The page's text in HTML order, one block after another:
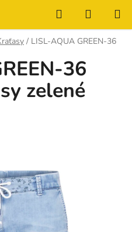
Hľadať
KOŠÍK
/ LISL-AQUA GREEN-36
36
zelené